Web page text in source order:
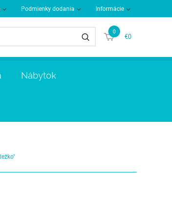
Podmienky dodania Informácie
0
€0
Nábytok